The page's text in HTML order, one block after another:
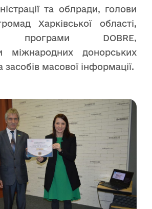
та облради, голови
Харківської області,
програми DOBRE,
міжнародних донорських
засобів масової інформації.